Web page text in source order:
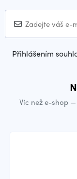
Přihlášením
Víc než e-shop